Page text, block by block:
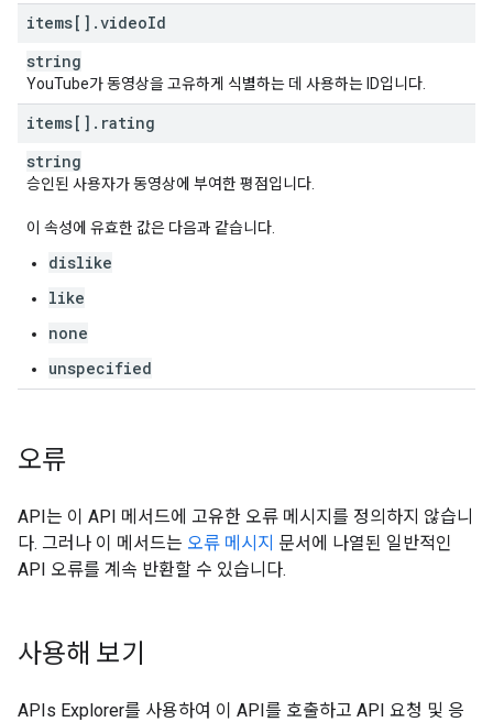
items[] .videoId
string
YouTube가 동영상을 고유하게 식별하는 데 사용하는 ID입니다.
items[] . rating
string
승인된 사용자가 동영상에 부여한 평점입니다.
이 속성에 유효한 값은 다음과 같습니다.
dislike
like
none
unspecified
오류
API는 이 API 메서드에 고유한 오류 메시지를 정의하지 않습니
다. 그러나 이 메서드는 오류 메시지 문서에 나열된 일반적인
API 오류를 계속 반환할 수 있습니다.
사용해 보기
APIs Explorer를 사용하여 이 API를 호출하고 API 요청 및 응